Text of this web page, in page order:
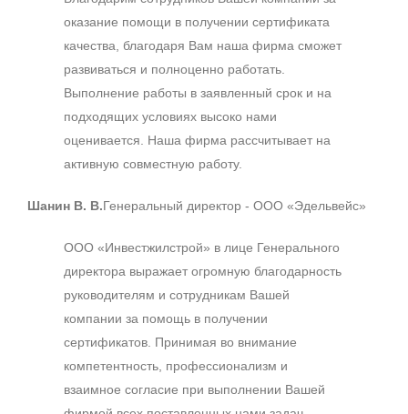
оказание помощи в получении сертификата
качества, благодаря Вам наша фирма сможет
развиваться и полноценно работать.
Выполнение работы в заявленный срок и на
подходящих условиях высоко нами
оценивается. Наша фирма рассчитывает на
активную совместную работу.
Шанин В. В.Генеральный директор - ООО «Эдельвейс»
ООО «Инвестжилстрой» в лице Генерального
директора выражает огромную благодарность
руководителям и сотрудникам Вашей
компании за помощь в получении
сертификатов. Принимая во внимание
компетентность, профессионализм и
взаимное согласие при выполнении Вашей